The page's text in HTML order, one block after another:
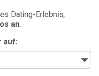
Dating-Erlebnis,
an.
auf: